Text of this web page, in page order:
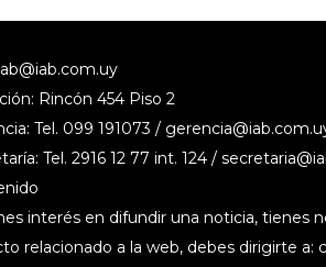
Rincón 454 Piso 2
Tel. 099 191073 /
Tel. 2916 12 77 int. 124 /
interés en difundir una noticia, tienes
relacionado a la web, debes dirigirte a: